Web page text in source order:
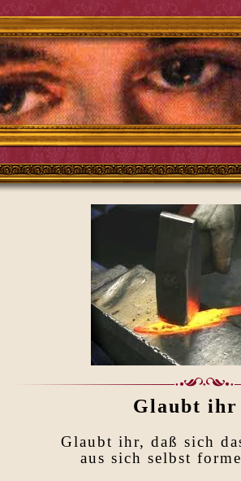
Glaubt ihr
Glaubt ihr, daß sich
aus sich selbst